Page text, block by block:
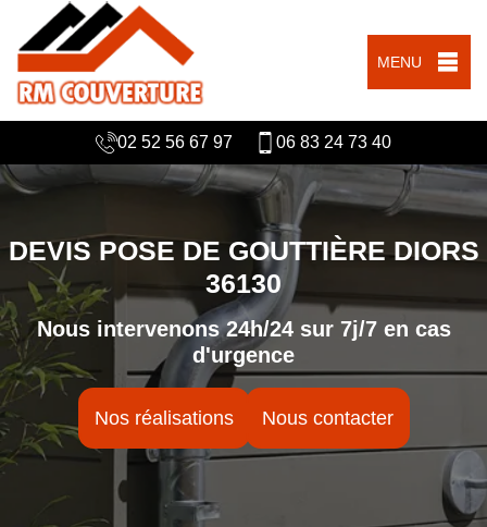
MENU
02 52 56 67 97 06 83 24 73 40
DEVIS POSE DE GOUTTIÈRE DIORS
36130
Nous intervenons 24h/24 sur 7j/7 en cas
d'urgence
Nos réalisations Nous contacter